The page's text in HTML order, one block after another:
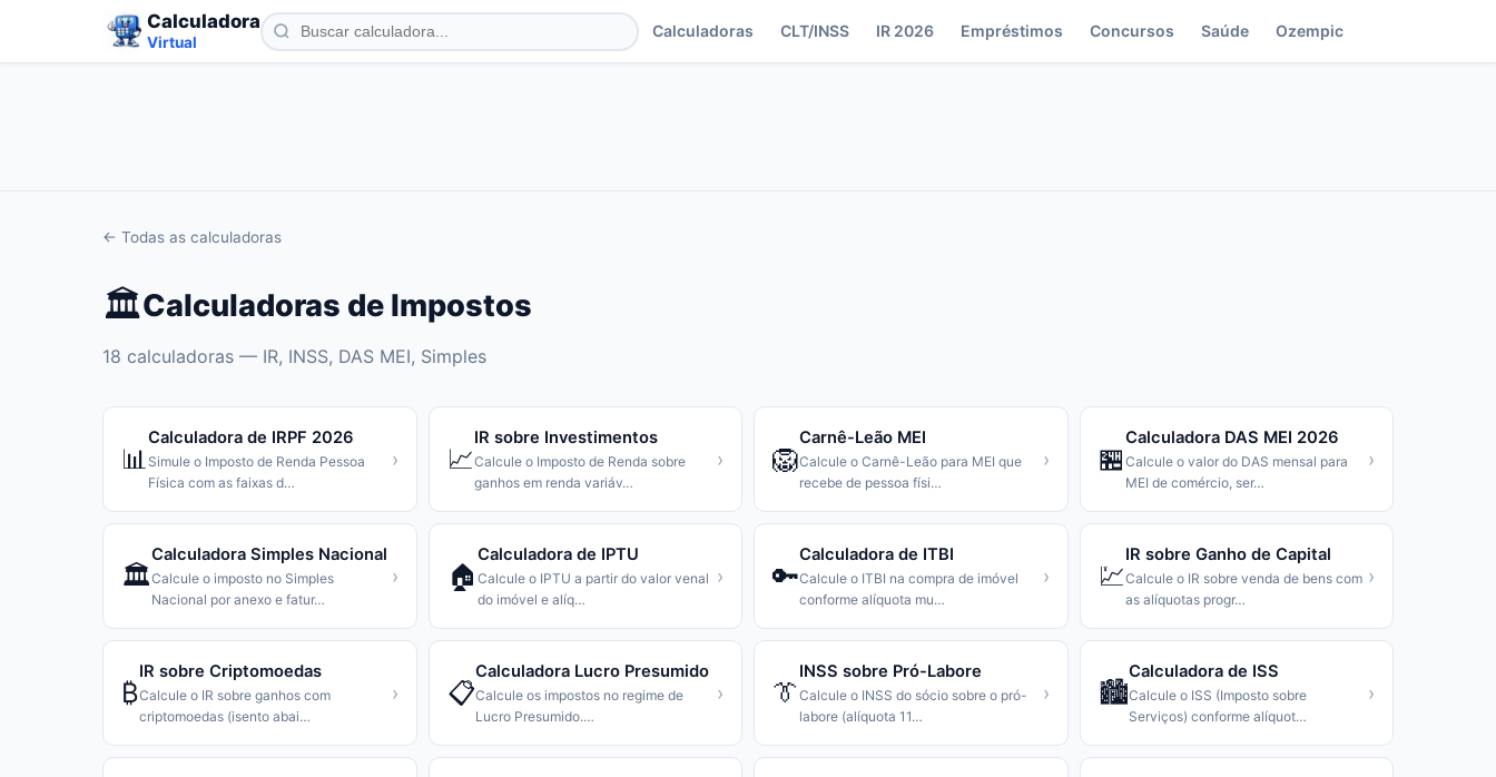
Calculadora
Virtual
Calculadoras CLT/INSS IR 2026 Empréstimos Concursos Saúde Ozempic
← Todas as calculadoras
🏛️Calculadoras de Impostos
18 calculadoras — IR, INSS, DAS MEI, Simples
📊
Calculadora de IRPF 2026
Simule o Imposto de Renda Pessoa
Física com as faixas d…
› 📈
IR sobre Investimentos
Calcule o Imposto de Renda sobre
ganhos em renda variáv…
› 🦁
Carnê-Leão MEI
Calcule o Carnê-Leão para MEI que
recebe de pessoa físi…
› 🏪
Calculadora DAS MEI 2026
Calcule o valor do DAS mensal para
MEI de comércio, ser…
›
🏛️
Calculadora Simples Nacional
Calcule o imposto no Simples
Nacional por anexo e fatur…
› 🏠
Calculadora de IPTU
Calcule o IPTU a partir do valor venal
do imóvel e alíq…
› 🔑
Calculadora de ITBI
Calcule o ITBI na compra de imóvel
conforme alíquota mu…
› 💹
IR sobre Ganho de Capital
Calcule o IR sobre venda de bens com
as alíquotas progr…
›
₿
IR sobre Criptomoedas
Calcule o IR sobre ganhos com
criptomoedas (isento abai…
› 📋
Calculadora Lucro Presumido
Calcule os impostos no regime de
Lucro Presumido.…
› 👔
INSS sobre Pró-Labore
Calcule o INSS do sócio sobre o pró-
labore (alíquota 11…
› 🏙️
Calculadora de ISS
Calcule o ISS (Imposto sobre
Serviços) conforme alíquot…
›